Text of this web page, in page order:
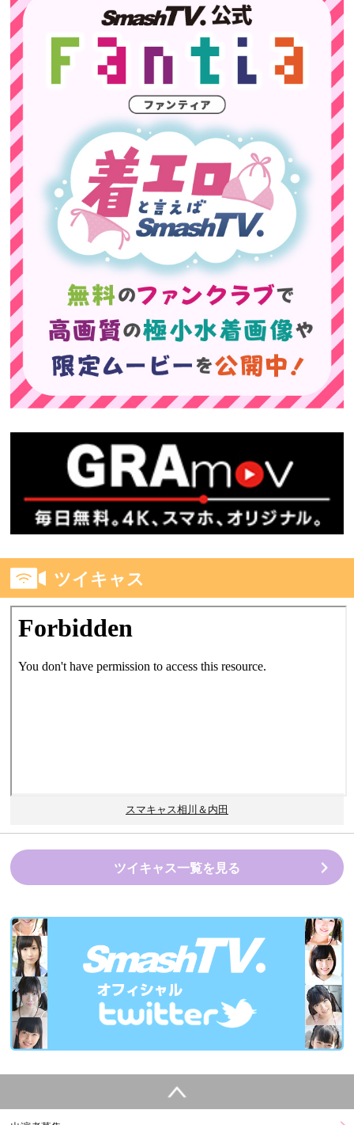
ツイキャス
スマキャス相川＆内田
ツイキャス一覧を見る